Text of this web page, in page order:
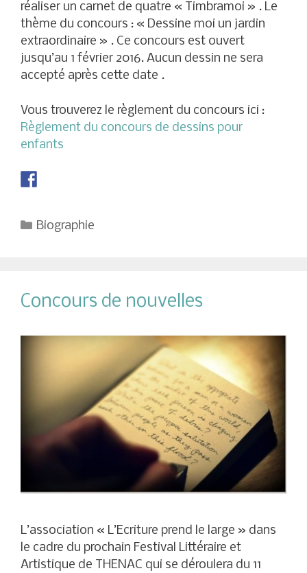
réaliser un carnet de quatre « Timbramoi » . Le
thème du concours : « Dessine moi un jardin
extraordinaire » . Ce concours est ouvert
jusqu’au 1 février 2016. Aucun dessin ne sera
accepté après cette date .
Vous trouverez le règlement du concours ici :
Règlement du concours de dessins pour
enfants
Catégories
Biographie
Concours de nouvelles
L’association « L’Ecriture prend le large » dans
le cadre du prochain Festival Littéraire et
Artistique de THENAC qui se déroulera du 11